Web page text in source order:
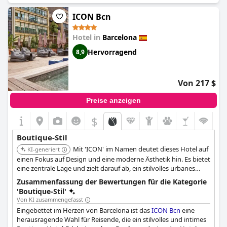
separate Schlafbereiche bieten, die für Einzelpersonen oder
Paare geeignet sind.
Gäste loben das Personal für seine ausgesprochene
Aufmerksamkeit, Freundlichkeit und Professionalität, was
wesentlich zur einladenden und gemütlichen Atmosphäre des
Hotels beiträgt. Die vorhandenen Einrichtungen sind erstklassig
und tragen zum Komfort und zur Bequemlichkeit des
Aufenthalts bei. Mehrere Bewertungen heben die schöne
Einrichtung und die heimelige Atmosphäre hervor, die ein
Gefühl von Exklusivität und Komfort vermitteln.
Der Charme und Charakter des Hotel Gran Derby Suites werden
immer wieder hervorgehoben, was es perfekt für einen
mehrtägigen Aufenthalt in der Stadt macht. Persönliche Gesten,
wie z. B. die Bereitstellung einer Flasche Wein und Obst als
Entschuldigung, verbessern das Gästeerlebnis zusätzlich und
sorgen für einen unvergesslichen Aufenthalt in diesem
luxuriösen Boutique-Hotel.
ICON Bcn
Hotel in Barcelona
8,9 Hervorragend
Von 217 $
Preise anzeigen
$
Boutique-Stil
KI-generiert
Mit 'ICON' im Namen deutet dieses Hotel auf
einen Fokus auf Design und eine moderne Ästhetik hin. Es bietet
eine zentrale Lage und zielt darauf ab, ein stilvolles urbanes
Erlebnis zu bieten.
Zusammenfassung der Bewertungen für die Kategorie
'Boutique-Stil'
Von KI zusammengefasst
Eingebettet im Herzen von Barcelona ist dasICON Bcn eine
herausragende Wahl für Reisende, die ein stilvolles und intimes